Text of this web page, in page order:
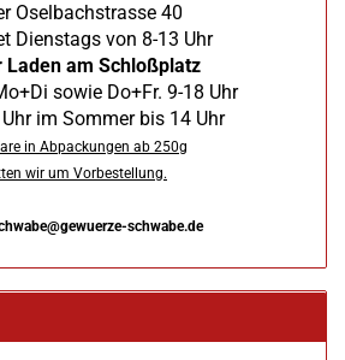
Oselbachstrasse 40
Dienstags von 8-13 Uhr
Laden am Schloßplatz
sowie Do+Fr. 9-18 Uhr
im Sommer bis 14 Uhr
in Abpackungen ab 250g
wir um Vorbestellung.
schwabe.de